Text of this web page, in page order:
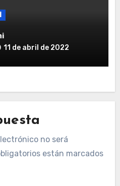
11 de abril de 2022
no será
están marcados